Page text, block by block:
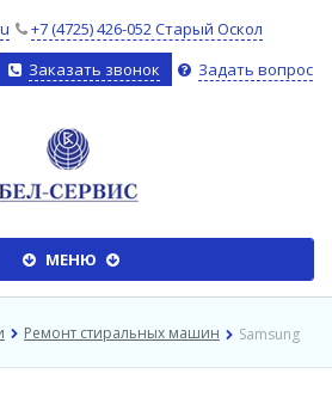
+7 (4725) 426-052 Старый Оскол
Заказать звонок Задать вопрос
МЕНЮ ����
Ремонт стиральных машин Samsung